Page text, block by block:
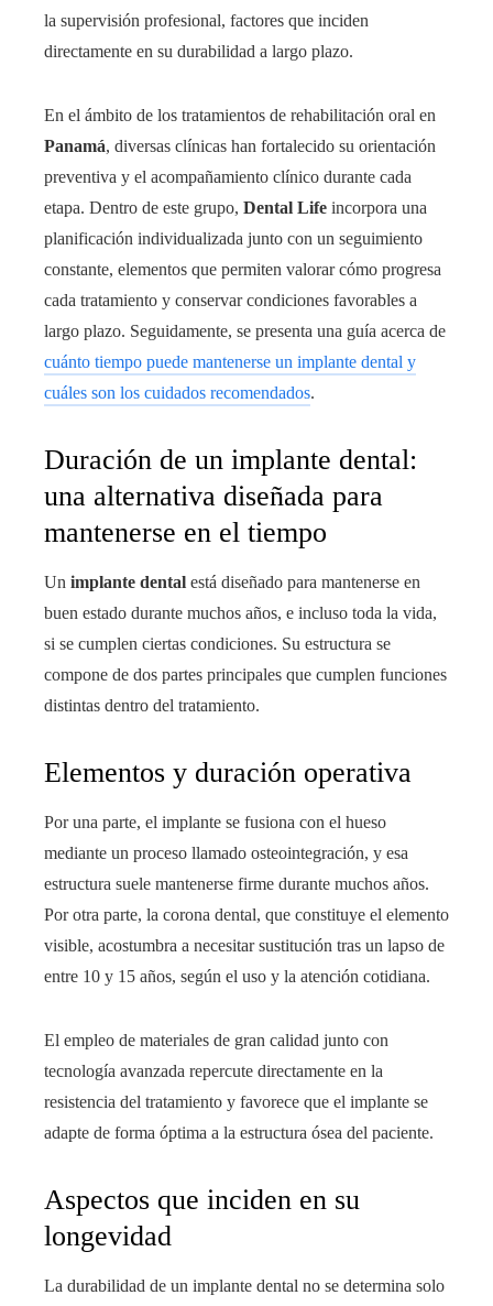
la supervisión profesional, factores que inciden
directamente en su durabilidad a largo plazo.
En el ámbito de los tratamientos de rehabilitación oral en
Panamá, diversas clínicas han fortalecido su orientación
preventiva y el acompañamiento clínico durante cada
etapa. Dentro de este grupo, Dental Life incorpora una
planificación individualizada junto con un seguimiento
constante, elementos que permiten valorar cómo progresa
cada tratamiento y conservar condiciones favorables a
largo plazo. Seguidamente, se presenta una guía acerca de
cuánto tiempo puede mantenerse un implante dental y
cuáles son los cuidados recomendados.
Duración de un implante dental:
una alternativa diseñada para
mantenerse en el tiempo
Un implante dental está diseñado para mantenerse en
buen estado durante muchos años, e incluso toda la vida,
si se cumplen ciertas condiciones. Su estructura se
compone de dos partes principales que cumplen funciones
distintas dentro del tratamiento.
Elementos y duración operativa
Por una parte, el implante se fusiona con el hueso
mediante un proceso llamado osteointegración, y esa
estructura suele mantenerse firme durante muchos años.
Por otra parte, la corona dental, que constituye el elemento
visible, acostumbra a necesitar sustitución tras un lapso de
entre 10 y 15 años, según el uso y la atención cotidiana.
El empleo de materiales de gran calidad junto con
tecnología avanzada repercute directamente en la
resistencia del tratamiento y favorece que el implante se
adapte de forma óptima a la estructura ósea del paciente.
Aspectos que inciden en su
longevidad
La durabilidad de un implante dental no se determina solo